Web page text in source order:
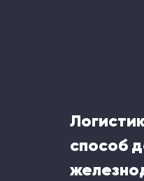
способ